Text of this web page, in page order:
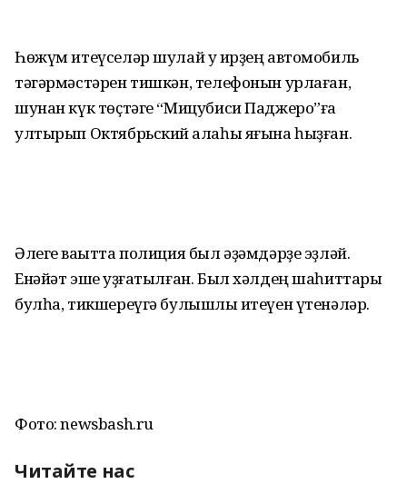
Һөжүм итеүселәр шулай уҡ ирҙең автомобиль
тәгәрмәстәрен тишкән, телефонын урлаған,
шунан күк төҫтәге “Мицубиси Паджеро”ға
ултырып Октябрьский ҡалаһы яғына һыҙған.
Әлеге ваҡытта полиция был әҙәмдәрҙе эҙләй.
Енәйәт эше ҡуҙғатылған. Был хәлдең шаһиттары
булһа, тикшереүгә булышлыҡ итеүен үтенәләр.
Фото: newsbash.ru
Читайте нас